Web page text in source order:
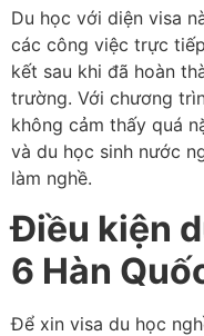
Du học với diện visa
các công việc trực
kết sau khi đã hoàn
trường. Với chương
không cảm thấy quá
và du học sinh nước
làm nghề.
Điều kiện
6 Hàn
Để xin visa du học